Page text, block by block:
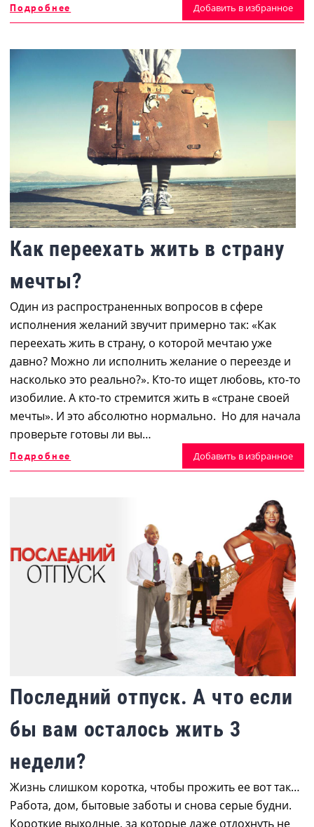
Подробнее Добавить в избранное
Как переехать жить в страну
мечты?
Один из распространенных вопросов в сфере
исполнения желаний звучит примерно так: «Как
переехать жить в страну, о которой мечтаю уже
давно? Можно ли исполнить желание о переезде и
насколько это реально?». Кто-то ищет любовь, кто-то
изобилие. А кто-то стремится жить в «стране своей
мечты». И это абсолютно нормально. Но для начала
проверьте готовы ли вы…
Подробнее Добавить в избранное
Последний отпуск. А что если
бы вам осталось жить 3
недели?
Жизнь слишком коротка, чтобы прожить ее вот так…
Работа, дом, бытовые заботы и снова серые будни.
Короткие выходные, за которые даже отдохнуть не